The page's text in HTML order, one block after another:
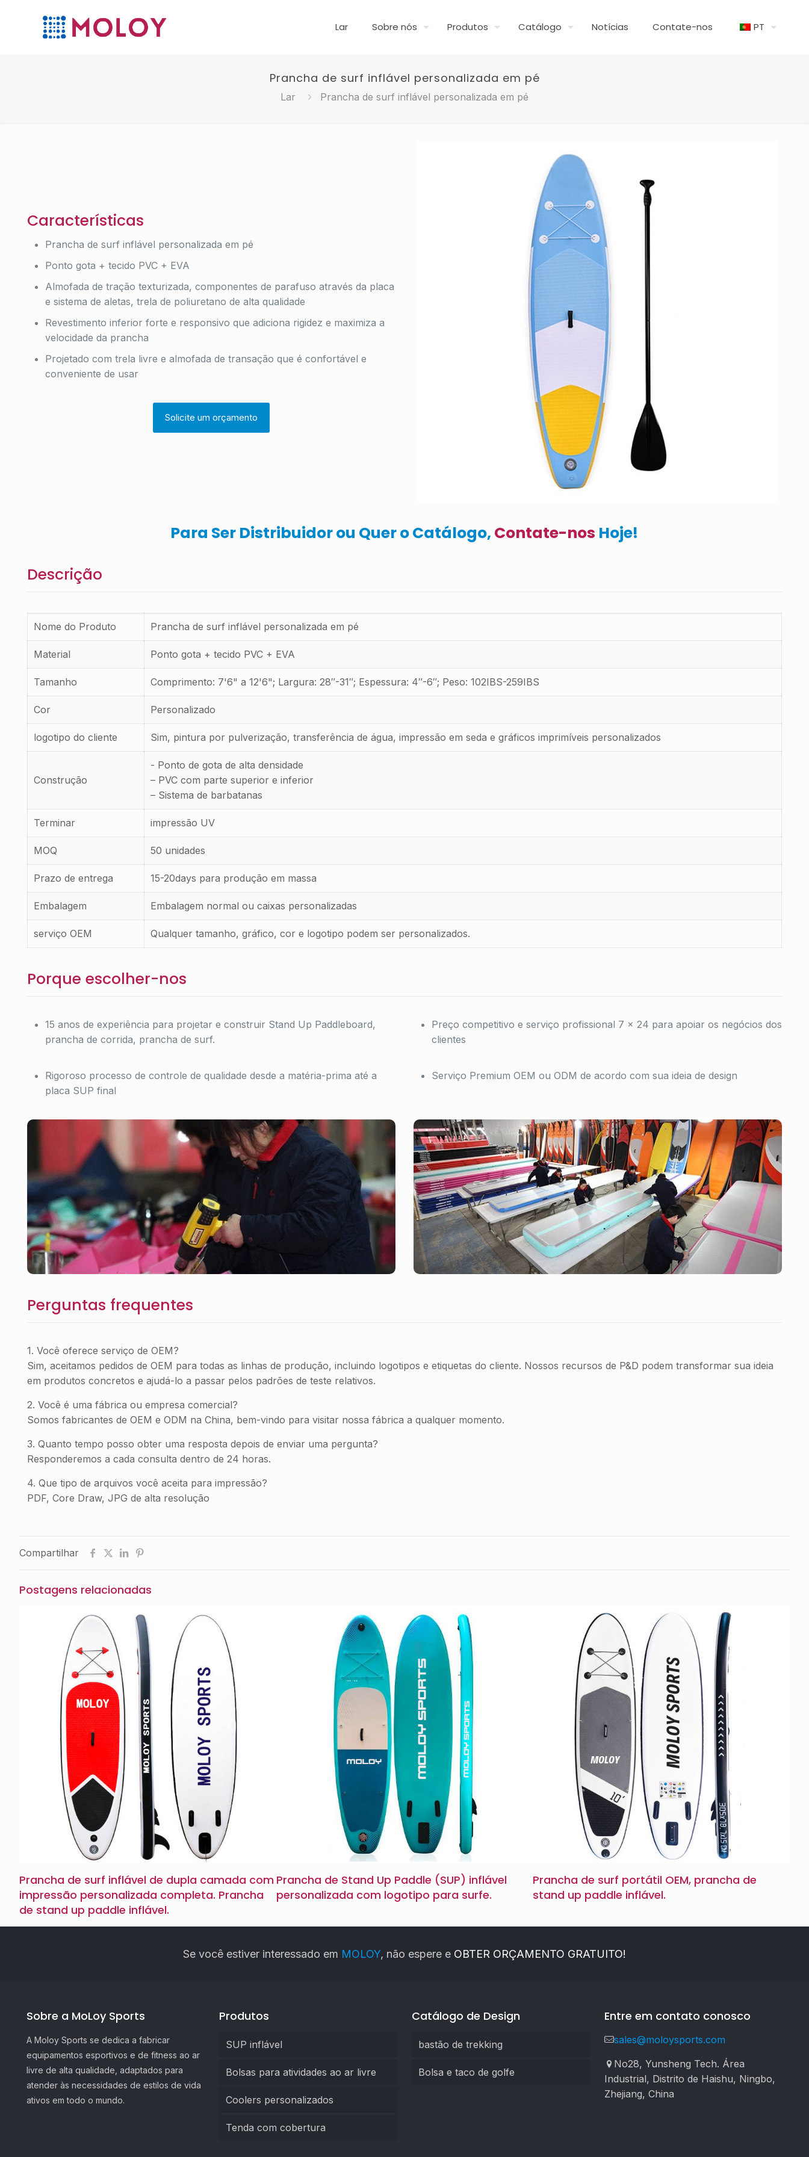
Lar Sobre nós Produtos Catálogo Notícias Contate-nos PT
Prancha de surf inflável personalizada em pé
Lar Prancha de surf inflável personalizada em pé
Características
Prancha de surf inflável personalizada em pé
Ponto gota + tecido PVC + EVA
Almofada de tração texturizada, componentes de parafuso através da placa
e sistema de aletas, trela de poliuretano de alta qualidade
Revestimento inferior forte e responsivo que adiciona rigidez e maximiza a
velocidade da prancha
Projetado com trela livre e almofada de transação que é confortável e
conveniente de usar
Solicite um orçamento
Para Ser Distribuidor ou Quer o Catálogo, Contate-nos Hoje!
Descrição
Nome do Produto Prancha de surf inflável personalizada em pé
Material Ponto gota + tecido PVC + EVA
Tamanho Comprimento: 7'6" a 12'6"; Largura: 28″-31″; Espessura: 4″-6″; Peso: 102IBS-259IBS
Cor Personalizado
logotipo do cliente Sim, pintura por pulverização, transferência de água, impressão em seda e gráficos imprimíveis personalizados
Construção
- Ponto de gota de alta densidade
– PVC com parte superior e inferior
– Sistema de barbatanas
Terminar impressão UV
MOQ 50 unidades
Prazo de entrega 15-20days para produção em massa
Embalagem Embalagem normal ou caixas personalizadas
serviço OEM Qualquer tamanho, gráfico, cor e logotipo podem ser personalizados.
Porque escolher-nos
15 anos de experiência para projetar e construir Stand Up Paddleboard,
prancha de corrida, prancha de surf.
Rigoroso processo de controle de qualidade desde a matéria-prima até a
placa SUP final
Preço competitivo e serviço profissional 7 × 24 para apoiar os negócios dos
clientes
Serviço Premium OEM ou ODM de acordo com sua ideia de design
Oficina Oficina
Perguntas frequentes
1. Você oferece serviço de OEM?
Sim, aceitamos pedidos de OEM para todas as linhas de produção, incluindo logotipos e etiquetas do cliente. Nossos recursos de P&D podem transformar sua ideia
em produtos concretos e ajudá-lo a passar pelos padrões de teste relativos.
2. Você é uma fábrica ou empresa comercial?
Somos fabricantes de OEM e ODM na China, bem-vindo para visitar nossa fábrica a qualquer momento.
3. Quanto tempo posso obter uma resposta depois de enviar uma pergunta?
Responderemos a cada consulta dentro de 24 horas.
4. Que tipo de arquivos você aceita para impressão?
PDF, Core Draw, JPG de alta resolução
Compartilhar
Postagens relacionadas
Prancha de surf inflável de dupla camada com
impressão personalizada completa. Prancha
de stand up paddle inflável.
Prancha de Stand Up Paddle (SUP) inflável
personalizada com logotipo para surfe.
Prancha de surf portátil OEM, prancha de
stand up paddle inflável.
Se você estiver interessado em MOLOY, não espere e OBTER ORÇAMENTO GRATUITO!
Sobre a MoLoy Sports
A Moloy Sports se dedica a fabricar
equipamentos esportivos e de fitness ao ar
livre de alta qualidade, adaptados para
atender às necessidades de estilos de vida
ativos em todo o mundo.
Produtos
SUP inflável
Bolsas para atividades ao ar livre
Coolers personalizados
Tenda com cobertura
Catálogo de Design
bastão de trekking
Bolsa e taco de golfe
Entre em contato conosco
sales@moloysports.com
No28, Yunsheng Tech. Área
Industrial, Distrito de Haishu, Ningbo,
Zhejiang, China